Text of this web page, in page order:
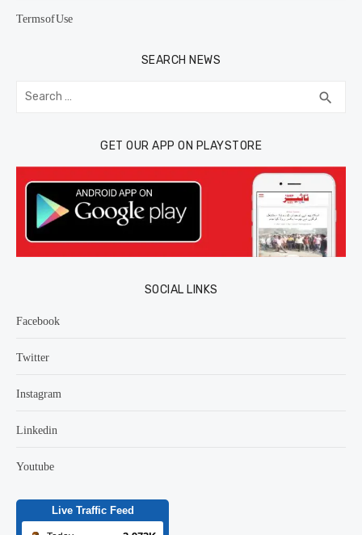
Terms of Use
SEARCH NEWS
Search
for: search
GET OUR APP ON PLAYSTORE
SOCIAL LINKS
Facebook
Twitter
Instagram
Linkedin
Youtube
Live Traffic Feed